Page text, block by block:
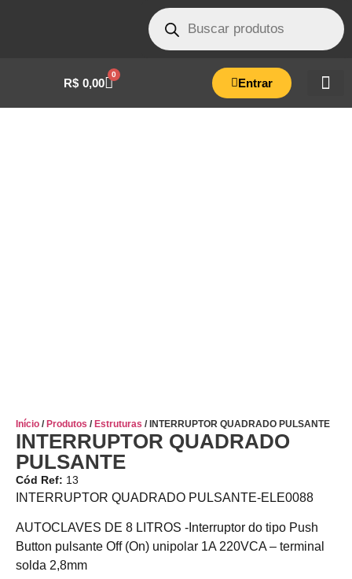
R$ 0,00
0
Entrar
Início / Produtos / Estruturas / INTERRUPTOR QUADRADO PULSANTE
INTERRUPTOR QUADRADO
PULSANTE
Cód Ref: 13
INTERRUPTOR QUADRADO PULSANTE-ELE0088
AUTOCLAVES DE 8 LITROS -Interruptor do tipo Push
Button pulsante Off (On) unipolar 1A 220VCA – terminal
solda 2,8mm